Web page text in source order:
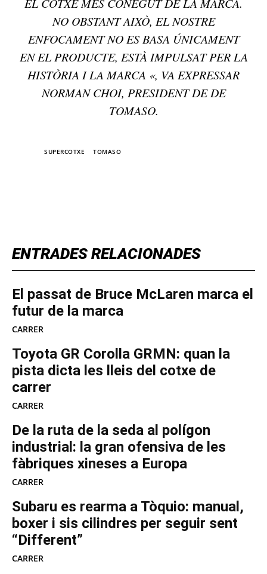
ENTRADES RELACIONADES
El passat de Bruce McLaren marca el
futur de la marca
CARRER
Toyota GR Corolla GRMN: quan la
pista dicta les lleis del cotxe de
carrer
CARRER
De la ruta de la seda al polígon
industrial: la gran ofensiva de les
fàbriques xineses a Europa
CARRER
Subaru es rearma a Tòquio: manual,
boxer i sis cilindres per seguir sent
“Different”
CARRER
EL COTXE MÉS CONEGUT DE LA MARCA.
NO OBSTANT AIXÒ, EL NOSTRE
ENFOCAMENT NO ES BASA ÚNICAMENT
EN EL PRODUCTE, ESTÀ IMPULSAT PER LA
HISTÒRIA I LA MARCA «, VA EXPRESSAR
NORMAN CHOI, PRESIDENT DE DE
TOMASO.
SUPERCOTXE TOMASO